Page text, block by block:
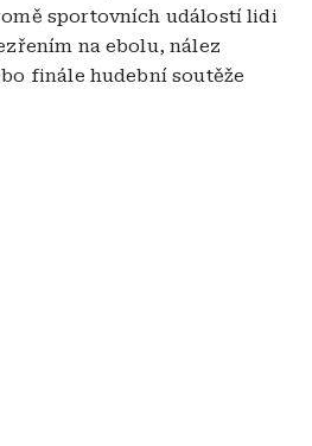
sportovních událostí lidi
na ebolu, nález
finále hudební soutěže